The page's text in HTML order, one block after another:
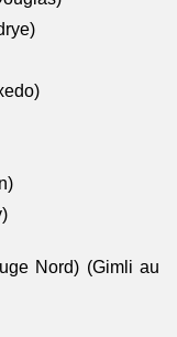
Nord) (Gimli au